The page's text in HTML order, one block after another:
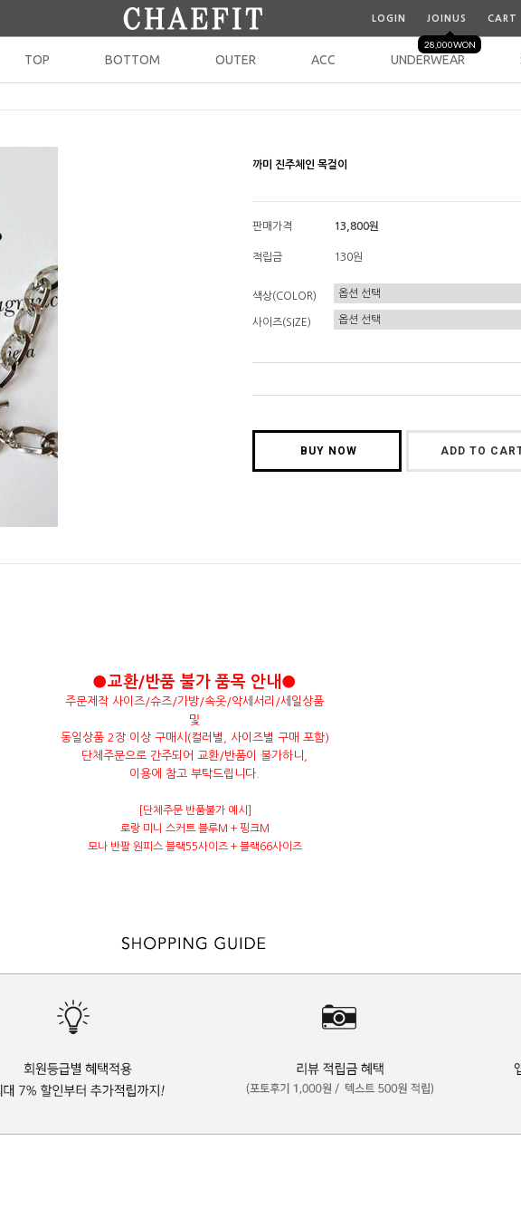
LOGIN JOINUS
28,000WON
CART
TOP BOTTOM OUTER ACC UNDERWEAR
까미 진주체인 목걸이
판매가격 13,800원
적립금 130원
색상(COLOR)
사이즈(SIZE)
BUY NOW ADD TO
●교환/반품 불가 품목 안내●
주문제작 사이즈/슈즈/가방/속옷/악세서리/세일상품
및
동일상품 2장 이상 구매시(컬러별, 사이즈별 구매 포함)
단체주문으로 간주되어 교환/반품이 불가하니,
이용에 참고 부탁드립니다.
[단체주문 반품불가 예시]
로랑 미니 스커트 블루M + 핑크M
모나 반팔 원피스 블랙55사이즈 + 블랙66사이즈